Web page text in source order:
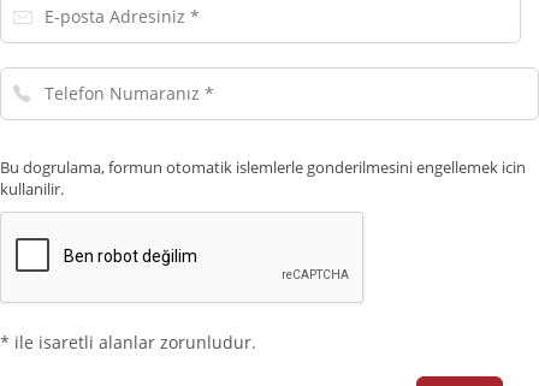
posta
Adresiniz
Telefon
Numaranız
Bu dogrulama, formun otomatik islemlerle gonderilmesini engellemek icin
kullanilir.
* ile isaretli alanlar zorunludur.